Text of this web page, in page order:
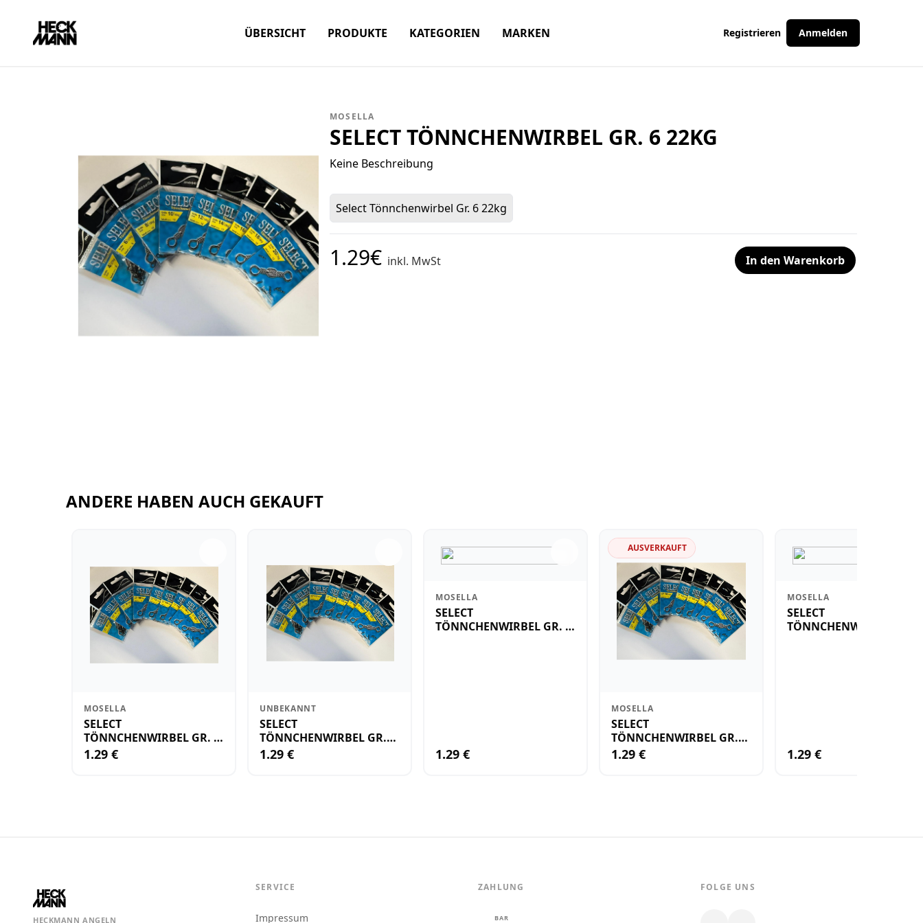
ÜBERSICHT PRODUKTE KATEGORIEN MARKEN Registrieren Anmelden
MOSELLA
SELECT TÖNNCHENWIRBEL GR. 6 22KG
Keine Beschreibung
Select Tönnchenwirbel Gr. 6 22kg
1.29€ inkl. MwSt In den Warenkorb
ANDERE HABEN AUCH GEKAUFT
MOSELLA
SELECT
TÖNNCHENWIRBEL GR. 8
18KG
1.29 €
UNBEKANNT
SELECT
TÖNNCHENWIRBEL GR.
10 16KG
1.29 €
MOSELLA
SELECT
TÖNNCHENWIRBEL GR. 4
1.29 €
AUSVERKAUFT
MOSELLA
SELECT
TÖNNCHENWIRBEL GR.
12 14KG
1.29 €
MOSELLA
SELECT
TÖNNCHENWIRBEL GR.
1.29 €
HECKMANN ANGELN
SERVICE
Impressum
ZAHLUNG
BAR
FOLGE UNS